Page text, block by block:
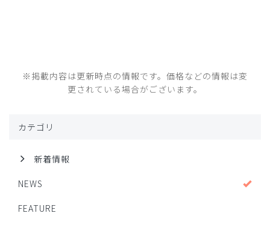
※掲載内容は更新時点の情報です。価格などの情報は変
更されている場合がございます。
カテゴリ
新着情報
NEWS
FEATURE